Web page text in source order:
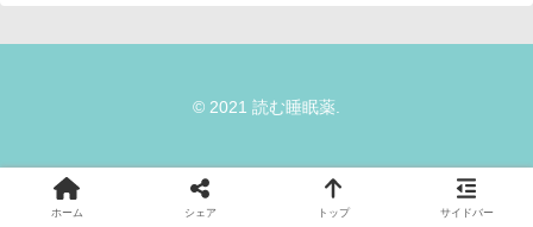
© 2021 読む睡眠薬.
ホーム シェア トップ サイドバー